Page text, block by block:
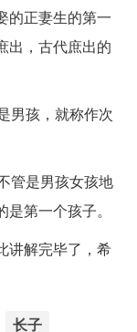
的正妻生的第一
出，古代庶出的
男孩，就称作次
管是男孩女孩地
第一个孩子。
讲解完毕了，希
长子